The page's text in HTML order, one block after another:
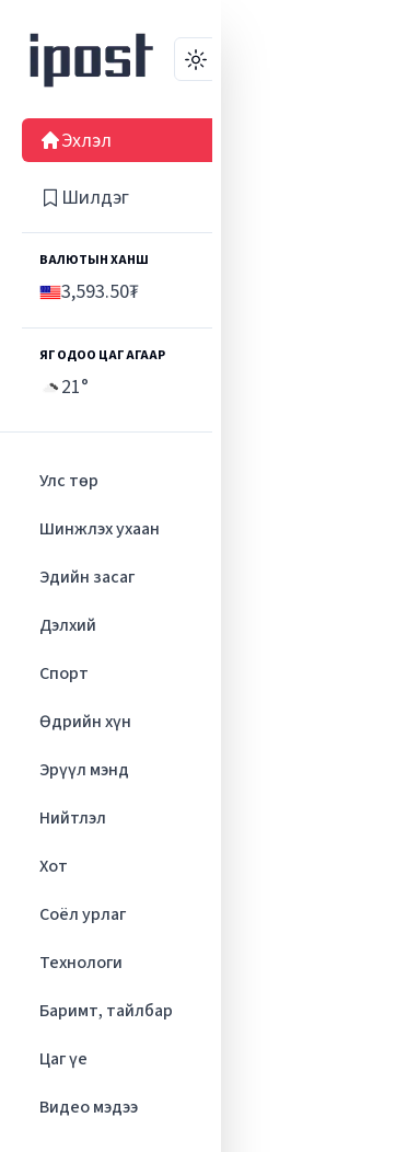
Өнгө
Эхлэл
Шилдэг
ВАЛЮТЫН ХАНШ
3,593.50₮
ЯГ ОДОО ЦАГ АГААР
21°
Улс төр
Шинжлэх ухаан
Эдийн засаг
Дэлхий
Спорт
Өдрийн хүн
Эрүүл мэнд
Нийтлэл
Хот
Соёл урлаг
Технологи
Баримт, тайлбар
Цаг үе
Видео мэдээ